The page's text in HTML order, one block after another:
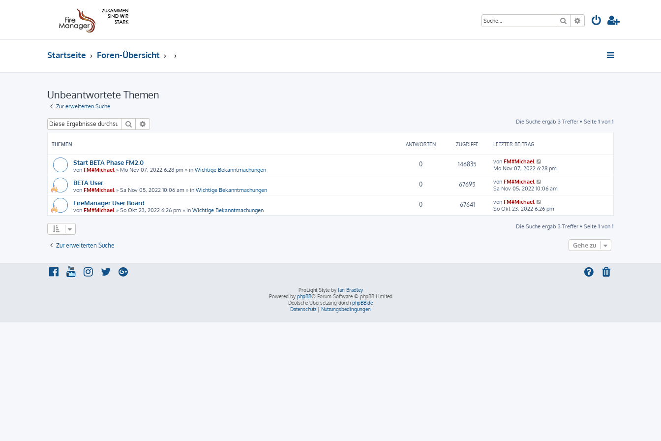
Suche Erweiterte Suche
Startseite Foren-Übersicht
Unbeantwortete Themen
Zur erweiterten Suche
Suche Die Suche ergab 3 Treffer • Seite 1 von 1
THEMEN ANTWORTEN ZUGRIFFE LETZTER BEITRAG
Start BETA Phase FM2.0
von FM#Michael » Mo Nov 07, 2022 6:28 pm » in Wichtige Bekanntmachungen
0 146835 von FM#Michael
Mo Nov 07, 2022 6:28 pm
BETA User
von FM#Michael » Sa Nov 05, 2022 10:06 am » in Wichtige Bekanntmachungen
0 67695 von FM#Michael
Sa Nov 05, 2022 10:06 am
FireManager User Board
von FM#Michael » So Okt 23, 2022 6:26 pm » in Wichtige Bekanntmachungen
0 67641 von FM#Michael
So Okt 23, 2022 6:26 pm
Die Suche ergab 3 Treffer • Seite 1 von 1
Zur erweiterten Suche Gehe zu
ProLight Style by Ian Bradley
Powered by phpBB® Forum Software © phpBB Limited
Deutsche Übersetzung durch phpBB.de
Datenschutz | Nutzungsbedingungen